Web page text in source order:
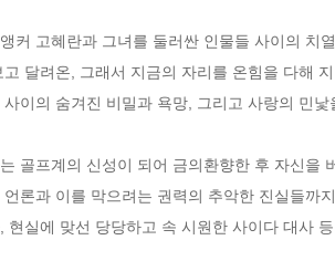
커 고혜란과 그녀를 둘러싼 인물들 사이의 치
달려온, 그래서 지금의 자리를 온힘을 다해
이의 숨겨진 비밀과 욕망, 그리고 사랑의 민낯
골프계의 신성이 되어 금의환향한 후 자신을
론과 이를 막으려는 권력의 추악한 진실들까
현실에 맞선 당당하고 속 시원한 사이다 대사